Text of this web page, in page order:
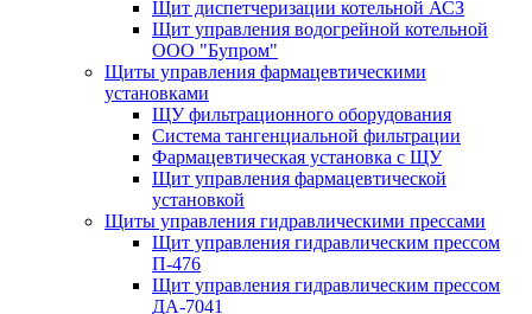
Щит диспетчеризации котельной АСЗ
Щит управления водогрейной котельной
ООО "Бупром"
Щиты управления фармацевтическими
установками
ЩУ фильтрационного оборудования
Система тангенциальной фильтрации
Фармацевтическая установка с ЩУ
Щит управления фармацевтической
установкой
Щиты управления гидравлическими прессами
Щит управления гидравлическим прессом
П-476
Щит управления гидравлическим прессом
ДА-7041